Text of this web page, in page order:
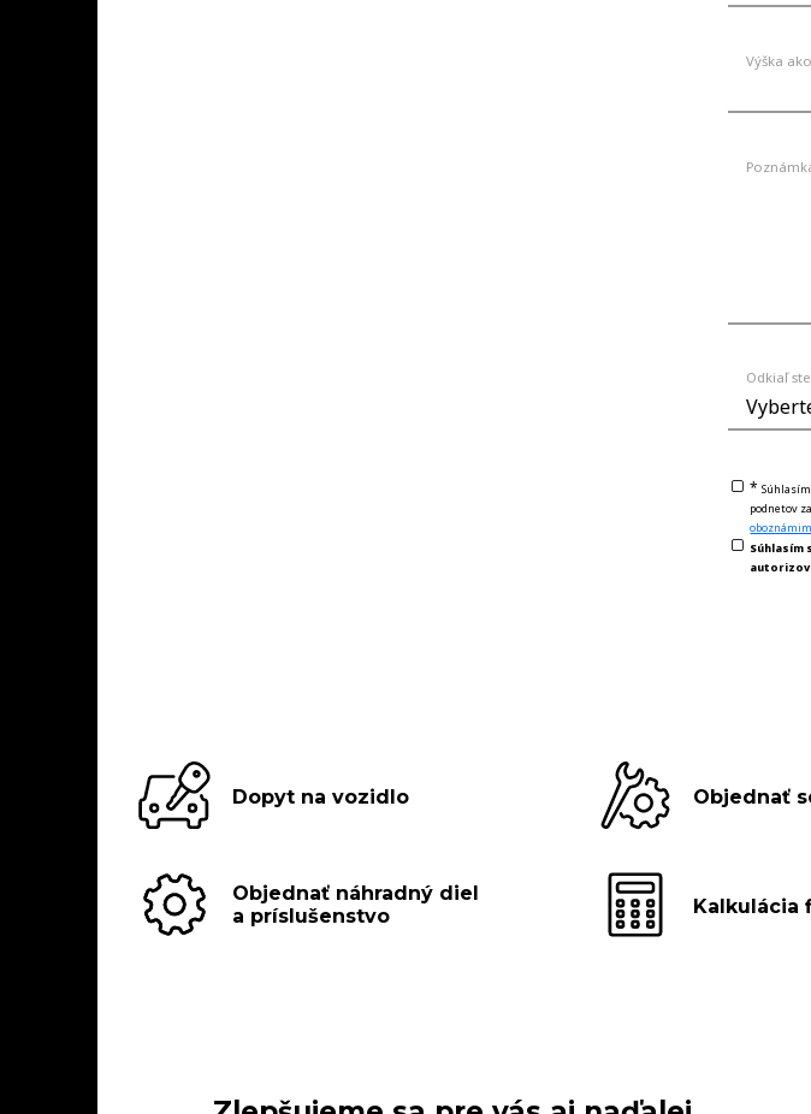
Výška
Odkiaľ
*
podnetov
oboznámim
Súhlasím
Dopyt na vozidlo Objednať
Objednať náhradný diel
a príslušenstvo
Kalkulácia